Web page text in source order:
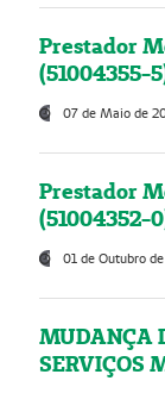
Prestador
(51004355-
07 de Maio de
Prestador
(51004352-
01 de Outubro
MUDANÇA
SERVIÇOS